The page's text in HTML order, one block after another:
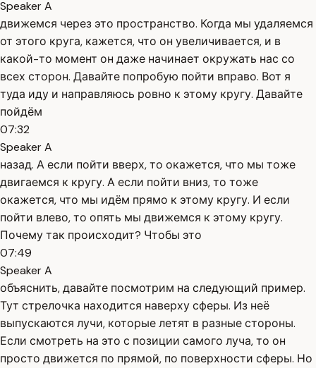
Speaker A
движемся через это пространство. Когда мы удаляемся
от этого круга, кажется, что он увеличивается, и в
какой-то момент он даже начинает окружать нас со
всех сторон. Давайте попробую пойти вправо. Вот я
туда иду и направляюсь ровно к этому кругу. Давайте
пойдём
07:32
Speaker A
назад. А если пойти вверх, то окажется, что мы тоже
двигаемся к кругу. А если пойти вниз, то тоже
окажется, что мы идём прямо к этому кругу. И если
пойти влево, то опять мы движемся к этому кругу.
Почему так происходит? Чтобы это
07:49
Speaker A
объяснить, давайте посмотрим на следующий пример.
Тут стрелочка находится наверху сферы. Из неё
выпускаются лучи, которые летят в разные стороны.
Если смотреть на это с позиции самого луча, то он
просто движется по прямой, по поверхности сферы. Но